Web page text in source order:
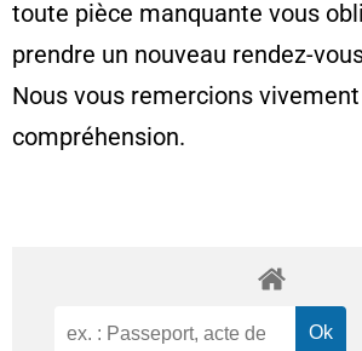
toute pièce manquante vous
prendre un nouveau rendez-
Nous vous remercions
compréhension.